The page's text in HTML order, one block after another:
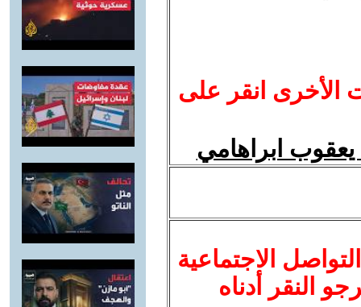
الأخرى انقر على
ابراهامي
الاجتماعية
النقر أدناه